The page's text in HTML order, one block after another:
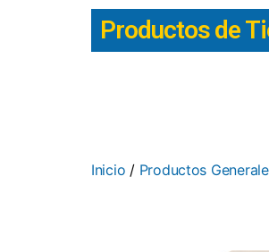
Productos de
Inicio / Productos